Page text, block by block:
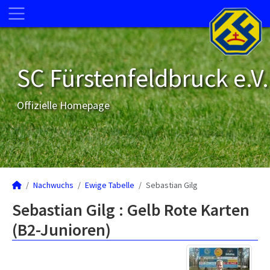
SC Fürstenfeldbruck e.V.
Offizielle Homepage
Nachwuchs Ewige Tabelle Sebastian Gilg
Sebastian Gilg : Gelb Rote Karten
(B2-Junioren)